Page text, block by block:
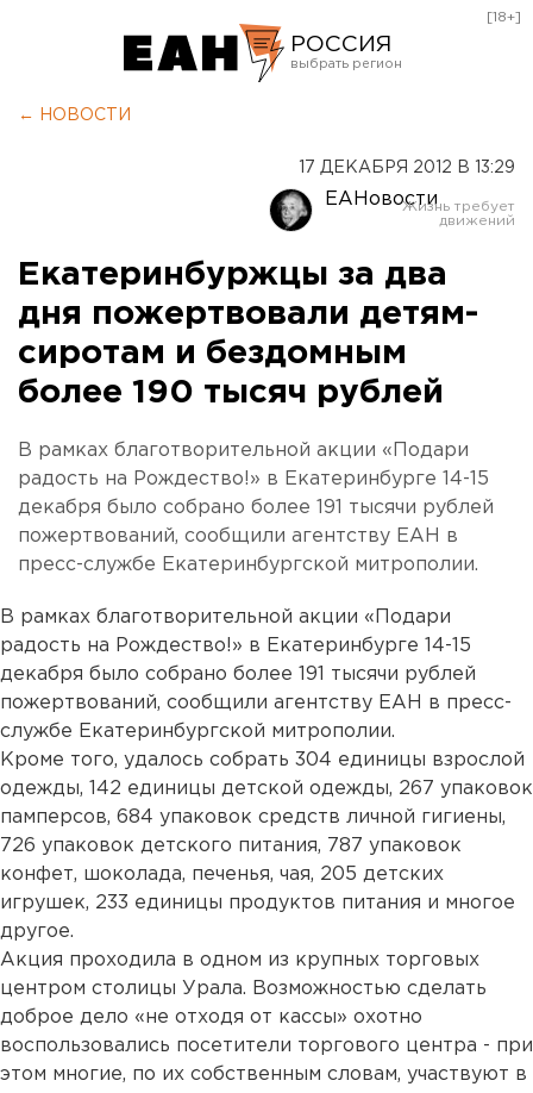
РОССИЯ
Оренбург
[18+]
← НОВОСТИ
17 ДЕКАБРЯ 2012 В 13:29
ЕАНовости
Екатеринбуржцы за два
дня пожертвовали детям-
сиротам и бездомным
более 190 тысяч рублей
В рамках благотворительной акции «Подари
радость на Рождество!» в Екатеринбурге 14-15
декабря было собрано более 191 тысячи рублей
пожертвований, сообщили агентству ЕАН в
пресс-службе Екатеринбургской митрополии.
В рамках благотворительной акции «Подари
радость на Рождество!» в Екатеринбурге 14-15
декабря было собрано более 191 тысячи рублей
пожертвований, сообщили агентству ЕАН в пресс-
службе Екатеринбургской митрополии.
Кроме того, удалось собрать 304 единицы взрослой
одежды, 142 единицы детской одежды, 267 упаковок
памперсов, 684 упаковок средств личной гигиены,
726 упаковок детского питания, 787 упаковок
конфет, шоколада, печенья, чая, 205 детских
игрушек, 233 единицы продуктов питания и многое
другое.
Акция проходила в одном из крупных торговых
центром столицы Урала. Возможностью сделать
доброе дело «не отходя от кассы» охотно
воспользовались посетители торгового центра - при
этом многие, по их собственным словам, участвуют в